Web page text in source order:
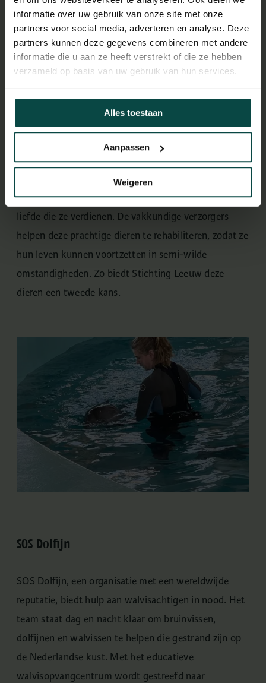
informatie over uw gebruik van onze site met onze
partners voor social media, adverteren en analyse. Deze
partners kunnen deze gegevens combineren met andere
informatie die u aan ze heeft verstrekt of die ze hebben
verzameld op basis van uw gebruik van hun services.
Alles toestaan
Aanpassen
Weigeren
Stichting Leeuw vangt grote katachtigen in nood op,
variërend van particuliere gehouden dieren tot
voormalige circussterren. Hier krijgen ze de zorg en
liefde die ze verdienen. De vakkundige verzorgers
helpen deze prachtige dieren te rehabiliteren, zodat ze
hun leven kunnen voortzetten in semi-wilde
omstandigheden. Zo biedt Stichting Leeuw deze
dieren een tweede kans.
SOS Dolfijn
SOS Dolfijn, een organisatie met een wereldwijde
reputatie, biedt hulp aan walvisachtigen in nood. Het
team staat dag en nacht klaar om bruinvissen,
dolfijnen en walvissen te helpen die gestrand zijn op
de Nederlandse kust. Met het educatieve
walvisopvangcentrum wordt gestreefd naar